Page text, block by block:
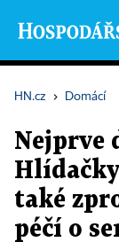
HN.cz › Domácí
Nejprve
také
péčí o